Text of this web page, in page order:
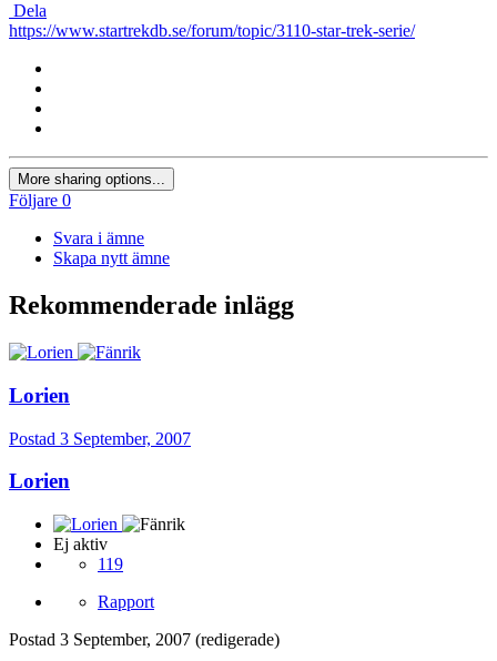
Dela
https://www.startrekdb.se/forum/topic/3110-star-trek-serie/
More sharing options...
Följare 0
Svara i ämne
Skapa nytt ämne
Rekommenderade inlägg
Lorien
Postad 3 September, 2007
Lorien
Ej aktiv
119
Rapport
Postad 3 September, 2007 (redigerade)